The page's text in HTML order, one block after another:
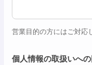
営業目的の方にはご対応
個人情報の取扱いへ